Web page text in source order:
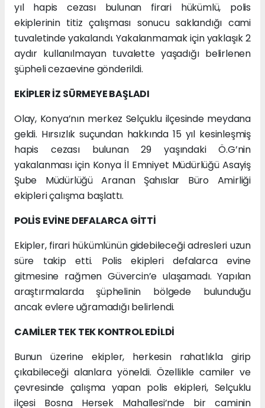
yıl hapis cezası bulunan firari hükümlü, polis
ekiplerinin titiz çalışması sonucu saklandığı cami
tuvaletinde yakalandı. Yakalanmamak için yaklaşık 2
aydır kullanılmayan tuvalette yaşadığı belirlenen
şüpheli cezaevine gönderildi.
EKİPLER İZ SÜRMEYE BAŞLADI
Olay, Konya’nın merkez Selçuklu ilçesinde meydana
geldi. Hırsızlık suçundan hakkında 15 yıl kesinleşmiş
hapis cezası bulunan 29 yaşındaki Ö.G’nin
yakalanması için Konya İl Emniyet Müdürlüğü Asayiş
Şube Müdürlüğü Aranan Şahıslar Büro Amirliği
ekipleri çalışma başlattı.
POLİS EVİNE DEFALARCA GİTTİ
Ekipler, firari hükümlünün gidebileceği adresleri uzun
süre takip etti. Polis ekipleri defalarca evine
gitmesine rağmen Güvercin’e ulaşamadı. Yapılan
araştırmalarda şüphelinin bölgede bulunduğu
ancak evlere uğramadığı belirlendi.
CAMİLER TEK TEK KONTROL EDİLDİ
Bunun üzerine ekipler, herkesin rahatlıkla girip
çıkabileceği alanlara yöneldi. Özellikle camiler ve
çevresinde çalışma yapan polis ekipleri, Selçuklu
ilçesi Bosna Hersek Mahallesi’nde bir caminin